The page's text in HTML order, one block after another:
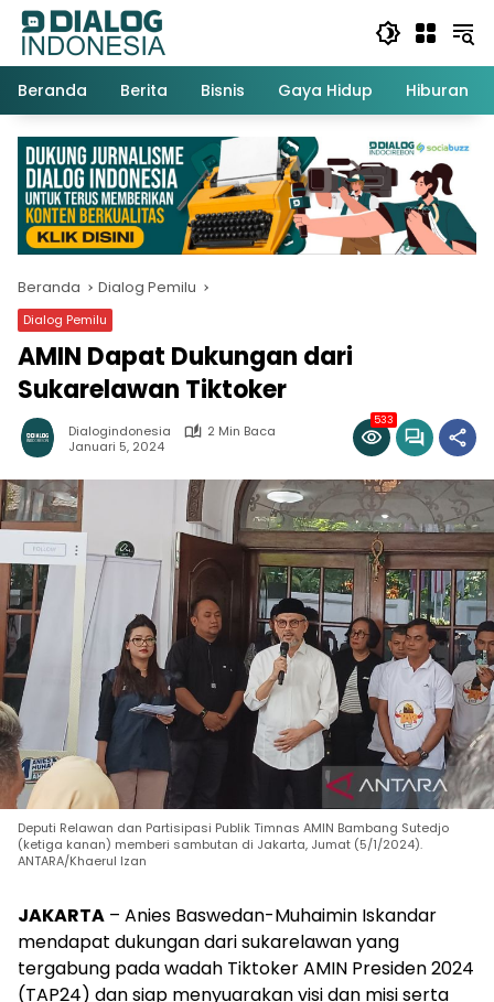
Langsung
konten
Beranda
Berita Bisnis Gaya Hidup Hiburan
Beranda Dialog Pemilu
Dialog Pemilu
AMIN Dapat Dukungan dari
Sukarelawan Tiktoker
Dialogindonesia
2 Min Baca
Januari 5, 2024
533
Deputi Relawan dan Partisipasi Publik Timnas AMIN Bambang Sutedjo
(ketiga kanan) memberi sambutan di Jakarta, Jumat (5/1/2024).
ANTARA/Khaerul Izan
JAKARTA – Anies Baswedan-Muhaimin Iskandar
mendapat dukungan dari sukarelawan yang
tergabung pada wadah Tiktoker AMIN Presiden 2024
(TAP24) dan siap menyuarakan visi dan misi serta